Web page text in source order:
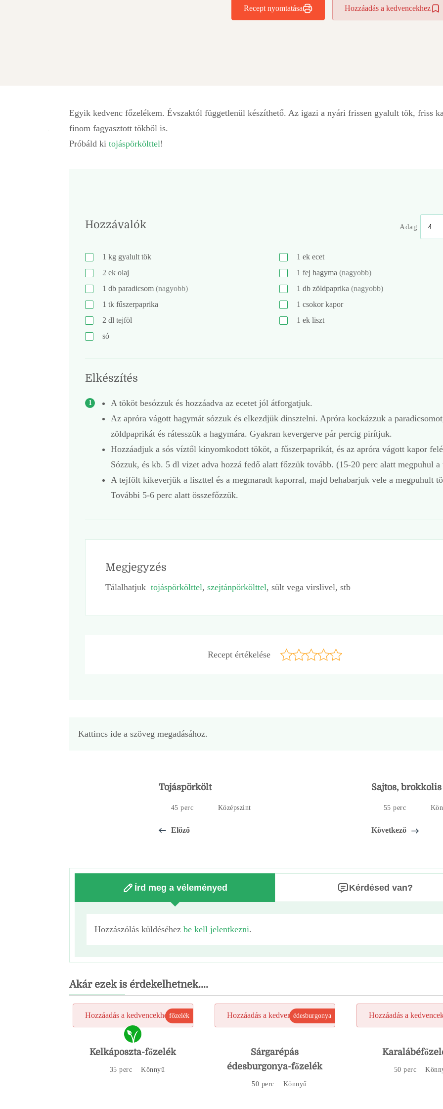
Recept nyomtatása Hozzáadás a kedvencekhez
Egyik kedvenc főzelékem. Évszaktól függetlenül készíthető. Az igazi a nyári frissen gyalult tök, friss
finom fagyasztott tökből is.
Próbáld ki tojáspörkölttel!
Hozzávalók Adag
1 kg gyalult tök 1 ek ecet
2 ek olaj 1 fej hagyma (nagyobb)
1 db paradicsom (nagyobb) 1 db zöldpaprika (nagyobb)
1 tk fűszerpaprika 1 csokorkapor
2 dl tejföl 1 ek liszt
só
Elkészítés
A tököt besózzuk és hozzáadva az ecetet jól átforgatjuk.
Az apróra vágott hagymát sózzuk és elkezdjük dinsztelni. Apróra kockázzuk a
zöldpaprikát és rátesszük a hagymára. Gyakran kevergerve pár percig pirítjuk.
Hozzáadjuk a sós víztől kinyomkodott tököt, a fűszerpaprikát, és az apróra vágott kapor
Sózzuk, és kb. 5 dl vizet adva hozzá fedő alatt főzzük tovább. (15-20 perc alatt megpuhul a
A tejfölt kikeverjük a liszttel és a megmaradt kaporral, majd behabarjuk vele a megpuhult
További 5-6 perc alatt összefőzzük.
Megjegyzés
Tálalhatjuk tojáspörkölttel, szejtánpörkölttel, sült vega virslivel, stb
Recept értékelése
Kattincs ide a szöveg megadásához.
Tojáspörkölt
45 perc Középszint
Előző
Sajtos,
55 perc
Következő
Írd meg a véleményed Kérdésed van?
Hozzászólás küldéséhez be kell jelentkezni.
Akár ezek is érdekelhetnek....
Hozzáadás a kedvencekhezfőzelék
Kelkáposzta-főzelék
35 perc Könnyű
Hozzáadás a kedvencekhezédesburgonya
Sárgarépás
édesburgonya-főzelék
50 perc Könnyű
Hozzáadás a
50 perc